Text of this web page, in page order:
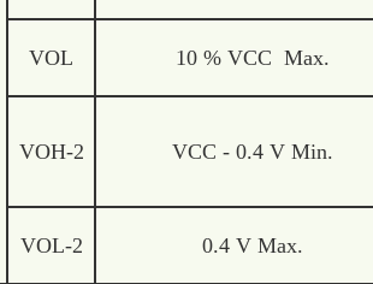
VOL 10 % VCC Max.
VOH-2 VCC - 0.4 V Min.
VOL-2 0.4 V Max.